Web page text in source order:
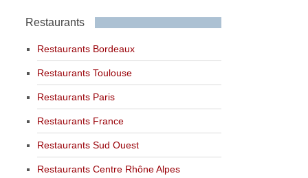
Restaurants
Restaurants Bordeaux
Restaurants Toulouse
Restaurants Paris
Restaurants France
Restaurants Sud Ouest
Restaurants Centre Rhône Alpes